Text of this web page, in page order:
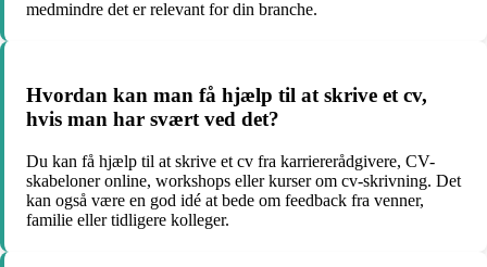
medmindre det er relevant for din branche.
Hvordan kan man få hjælp til at skrive et cv,
hvis man har svært ved det?
Du kan få hjælp til at skrive et cv fra karriererådgivere, CV-
skabeloner online, workshops eller kurser om cv-skrivning. Det
kan også være en god idé at bede om feedback fra venner,
familie eller tidligere kolleger.